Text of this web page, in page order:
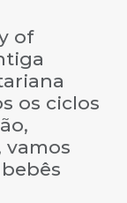
of
os ciclos
vamos